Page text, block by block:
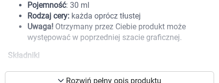
Korzystamy z plików cookies w celu
preferencji. Więcej informacji znajdziesz w
Pojemność: 30 ml
Rodzaj cery: każda oprócz tłustej
Uwaga! Otrzymany przez Ciebie produkt może
występować w poprzedniej szacie graficznej.
Składniki
składniki aktywne:
Rozwiń pełny opis produktu